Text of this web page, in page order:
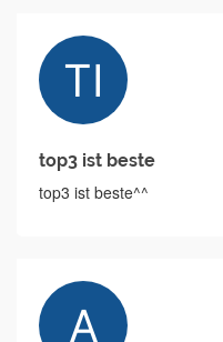
top3 ist beste
top3 ist beste^^